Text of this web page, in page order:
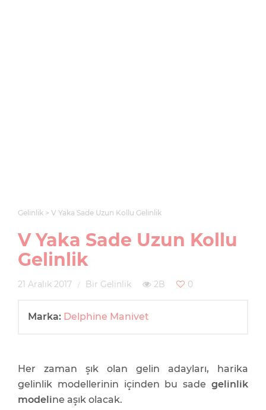
Gelinlik V Yaka Sade Uzun Kollu Gelinlik
V Yaka Sade Uzun Kollu
Gelinlik
21 Aralık 2017 Bir Gelinlik 2B 0
Marka: Delphine Manivet
Her zaman şık olan gelin adayları, harika
gelinlik modellerinin içinden bu sade gelinlik
modeline aşık olacak.